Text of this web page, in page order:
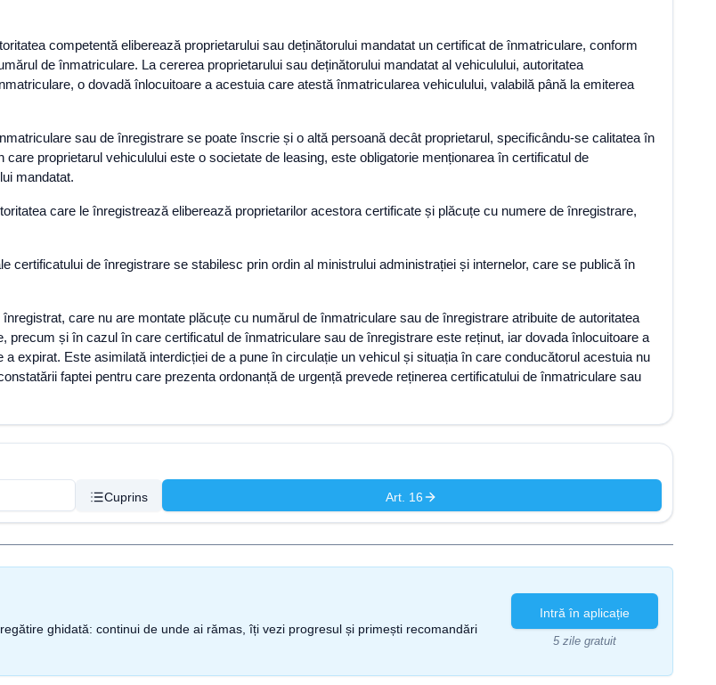
competentă eliberează proprietarului sau deținătorului mandatat un certificat de înmatriculare, conform
de înmatriculare. La cererea proprietarului sau deținătorului mandatat al vehiculului, autoritatea
o dovadă înlocuitoare a acestuia care atestă înmatricularea vehiculului, valabilă până la emiterea
sau de înregistrare se poate înscrie și o altă persoană decât proprietarul, specificându-se calitatea în
proprietarul vehiculului este o societate de leasing, este obligatorie menționarea în certificatul de
mandatat.
care le înregistrează eliberează proprietarilor acestora certificate și plăcuțe cu numere de înregistrare,
certificatului de înregistrare se stabilesc prin ordin al ministrului administrației și internelor, care se publică în
care nu are montate plăcuțe cu numărul de înmatriculare sau de înregistrare atribuite de autoritatea
și în cazul în care certificatul de înmatriculare sau de înregistrare este reținut, iar dovada înlocuitoare a
expirat. Este asimilată interdicției de a pune în circulație un vehicul și situația în care conducătorul acestuia nu
faptei pentru care prezenta ordonanță de urgență prevede reținerea certificatului de înmatriculare sau
Cuprins Art. 16
ghidată: continui de unde ai rămas, îți vezi progresul și primești recomandări
Intră în aplicație
5 zile gratuit